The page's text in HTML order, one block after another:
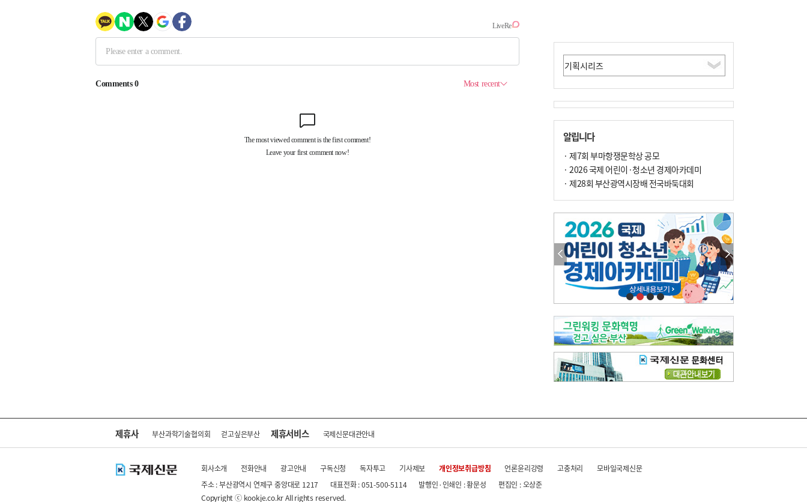
알립니다
· 제7회 부마항쟁문학상 공모
· 2026 국제 어린이·청소년 경제아카데미
· 제28회 부산광역시장배 전국바둑대회
제휴사 부산과학기술협의회 걷고싶은부산 제휴서비스 국제신문대관안내
회사소개 전화안내 광고안내 구독신청 독자투고 기사제보 개인정보취급방침 언론윤리강령 고충처리
모바일국제신문
주소 : 부산광역시 연제구 중앙대로 1217
대표전화 : 051-500-5114 발행인·인쇄인 : 황문성
편집인 : 오상준
Copyright ⓒ kookje.co.kr All rights reserved.